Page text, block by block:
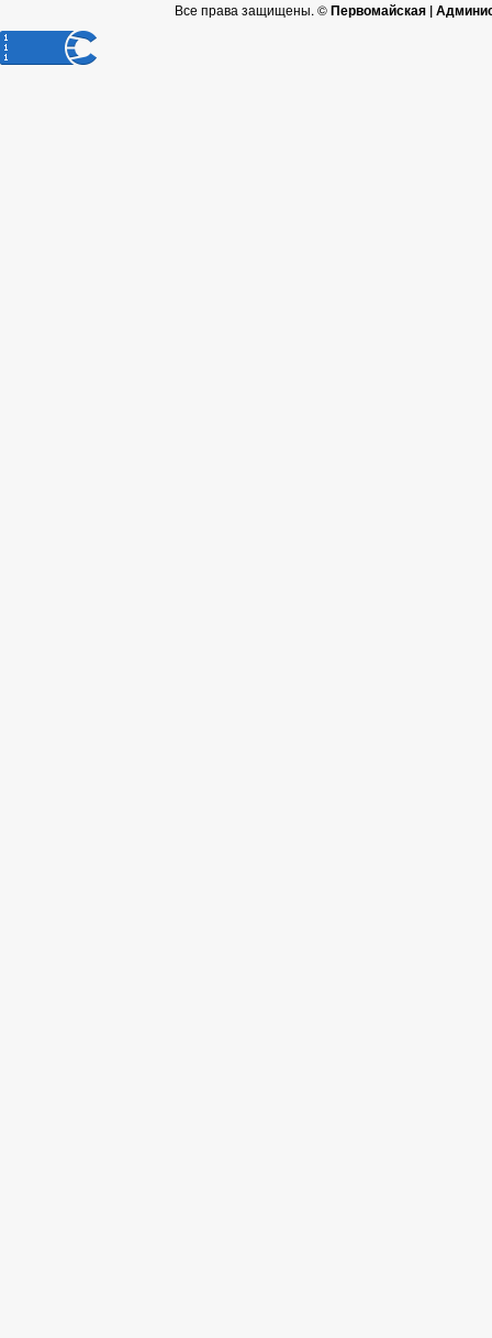
Все права защищены. ©Первомайская |